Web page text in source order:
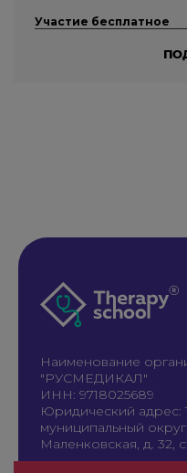
Участие бесплатное
Наименование
"РУСМЕДИКАЛ"
ИНН: 9718025689
Юридический адрес:
муниципальный
Маленковская, д. 32,